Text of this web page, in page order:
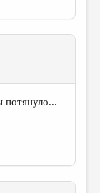
потянуло...